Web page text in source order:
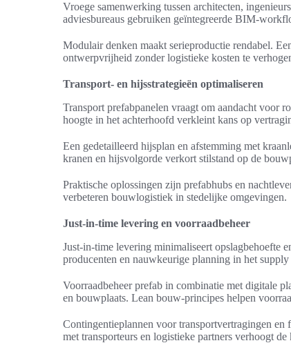
Vroege samenwerking tussen architecten,
adviesbureaus gebruiken geïntegreerde BIM-
Modulair denken maakt serieproductie rendabel.
ontwerpvrijheid zonder logistieke kosten te
Transport- en hijsstrategieën optimaliseren
Transport prefabpanelen vraagt om aandacht voor
hoogte in het achterhoofd verkleint kans op
Een gedetailleerd hijsplan en afstemming met
kranen en hijsvolgorde verkort stilstand op de
Praktische oplossingen zijn prefabhubs en
verbeteren bouwlogistiek in stedelijke omgevingen.
Just-in-time levering en voorraadbeheer
Just-in-time levering minimaliseert opslagbehoefte
producenten en nauwkeurige planning in het
Voorraadbeheer prefab in combinatie met digitale
en bouwplaats. Lean bouw-principes helpen
Contingentieplannen voor transportvertragingen
met transporteurs en logistieke partners verhoogt